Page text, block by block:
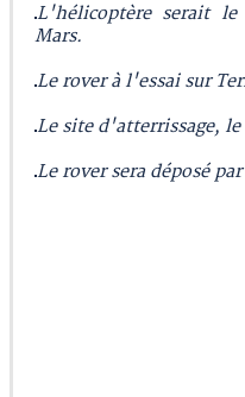
L'hélicoptère serait
Mars.
Le rover à l'essai sur
Le site d'atterrissage, le
Le rover sera déposé